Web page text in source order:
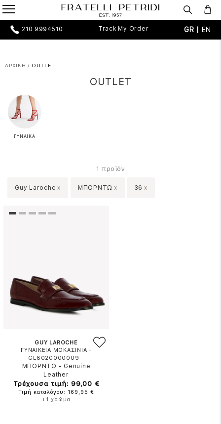
210 9994510 Track My Order GR | EN
ΑΡΧΙΚΗ / OUTLET
OUTLET
ΓΥΝΑΙΚΑ
1 προϊόν
Guy Laroche x ΜΠΟΡΝΤΩ x 36 x
GUY LAROCHE
ΓΥΝΑΙΚΕΙΑ ΜΟΚΑΣΙΝΙΑ -
GL8020000009 -
ΜΠΟΡΝΤΟ - Genuine
Leather
Τρέχουσα τιμή: 99,00 €
Τιμή καταλόγου: 169,95 €
+1 χρώμα